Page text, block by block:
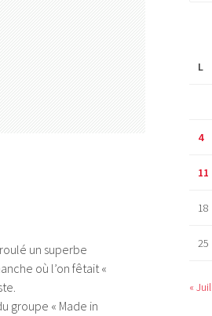
un superbe
où l’on fêtait «
groupe « Made in
L
4
11
18
25
« Juil